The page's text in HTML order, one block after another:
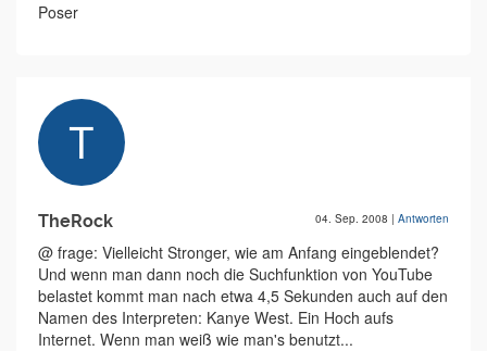
Poser
TheRock 04. Sep. 2008 | Antworten
@ frage: Vielleicht Stronger, wie am Anfang eingeblendet?
Und wenn man dann noch die Suchfunktion von YouTube
belastet kommt man nach etwa 4,5 Sekunden auch auf den
Namen des Interpreten: Kanye West. Ein Hoch aufs
Internet. Wenn man weiß wie man's benutzt...